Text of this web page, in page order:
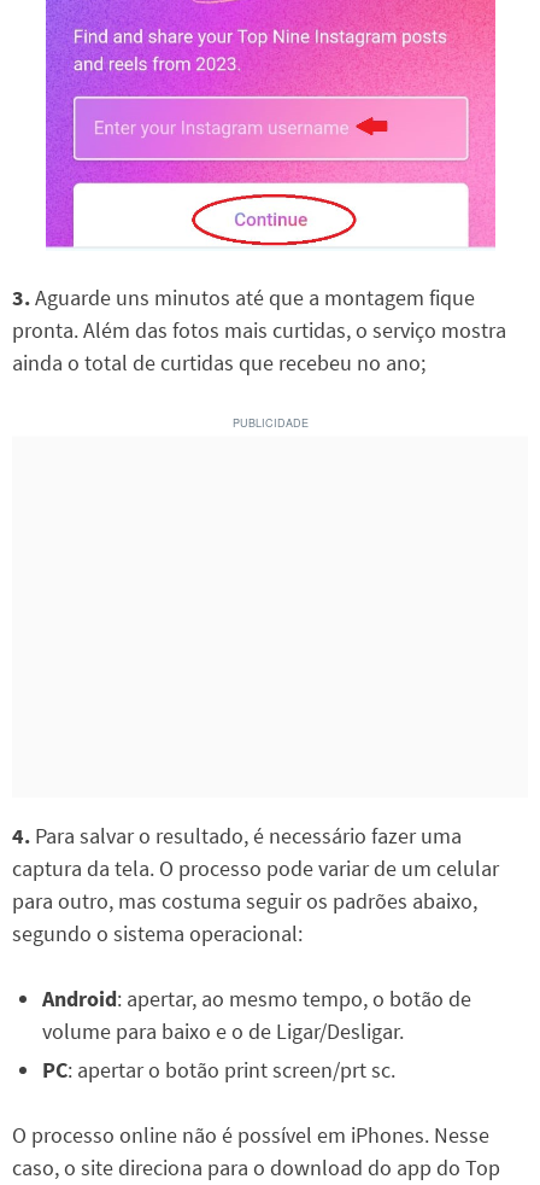
3.Aguarde uns minutos até que a montagem fique
pronta. Além das fotos mais curtidas, o serviço mostra
ainda o total de curtidas que recebeu no ano;
4. Para salvar o resultado, é necessário fazer uma
captura da tela. O processo pode variar de um celular
para outro, mas costuma seguir os padrões abaixo,
segundo o sistema operacional:
Android: apertar, ao mesmo tempo, o botão de
volume para baixo e o de Ligar/Desligar.
PC: apertar o botão print screen/prt sc.
O processo online não é possível em iPhones. Nesse
caso, o site direciona para o download do app do Top